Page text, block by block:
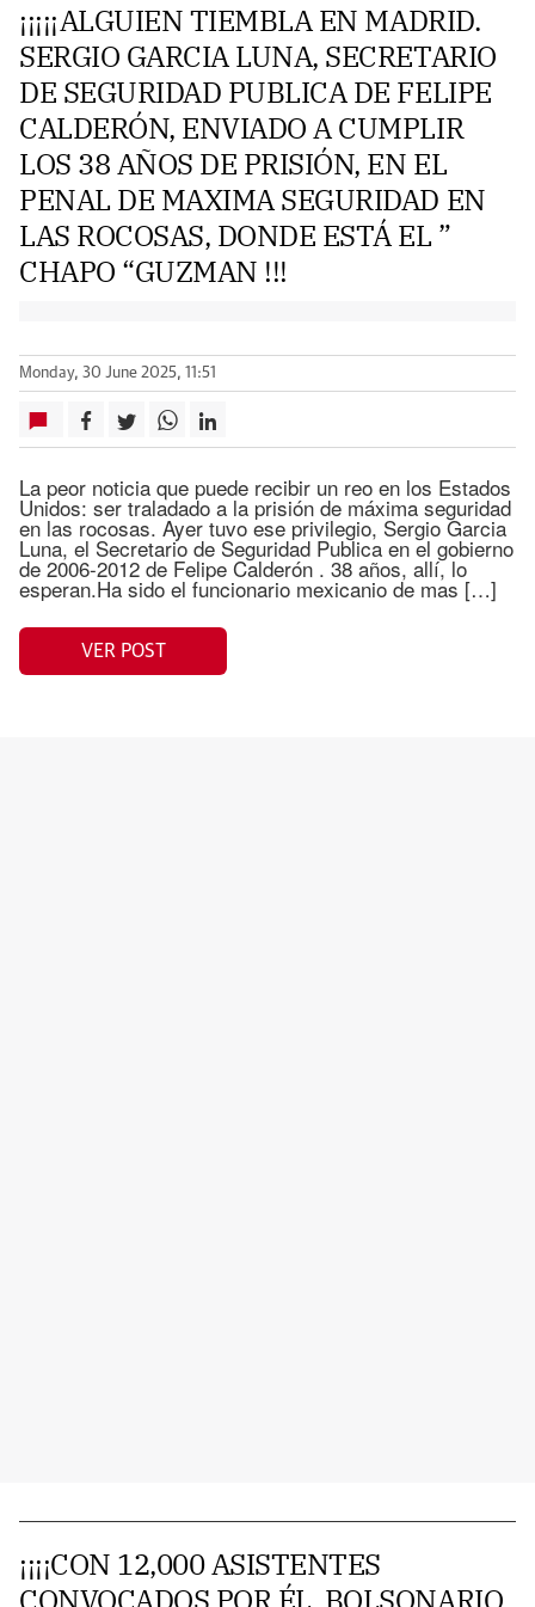
¡¡¡¡¡ALGUIEN TIEMBLA EN MADRID.
SERGIO GARCIA LUNA, SECRETARIO
DE SEGURIDAD PUBLICA DE FELIPE
CALDERÓN, ENVIADO A CUMPLIR
LOS 38 AÑOS DE PRISIÓN, EN EL
PENAL DE MAXIMA SEGURIDAD EN
LAS ROCOSAS, DONDE ESTÁ EL ”
CHAPO “GUZMAN !!!
Monday, 30 June 2025, 11:51
La peor noticia que puede recibir un reo en los Estados
Unidos: ser traladado a la prisión de máxima seguridad
en las rocosas. Ayer tuvo ese privilegio, Sergio Garcia
Luna, el Secretario de Seguridad Publica en el gobierno
de 2006-2012 de Felipe Calderón . 38 años, allí, lo
esperan.Ha sido el funcionario mexicanio de mas […]
VER POST
¡¡¡¡CON 12,000 ASISTENTES